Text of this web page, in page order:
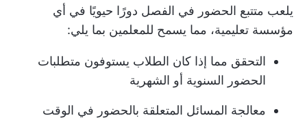
يلعب متتبع الحضور في الفصل دورًا حيويًا في أي
مؤسسة تعليمية، مما يسمح للمعلمين بما يلي:
التحقق مما إذا كان الطلاب يستوفون متطلبات
الحضور السنوية أو الشهرية
معالجة المسائل المتعلقة بالحضور في الوقت